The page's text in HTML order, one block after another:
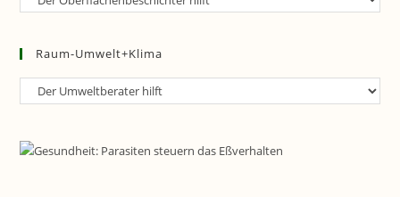
Raum-Umwelt+Klima
Raum-